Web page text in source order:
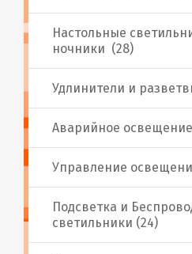
Аварийное
Настольные
ночники (28)
Подсветка и
светильники (24)
Удлинители и
Управление